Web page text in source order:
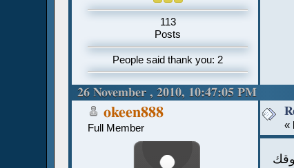
113
Posts
People said thank you: 2
26 November , 2010, 10:47:05 PM
okeen888
Full Member «